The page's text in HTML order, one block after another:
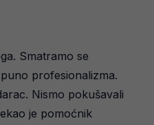
Smatramo se
profesionalizma.
Nismo pokušavali
je pomoćnik